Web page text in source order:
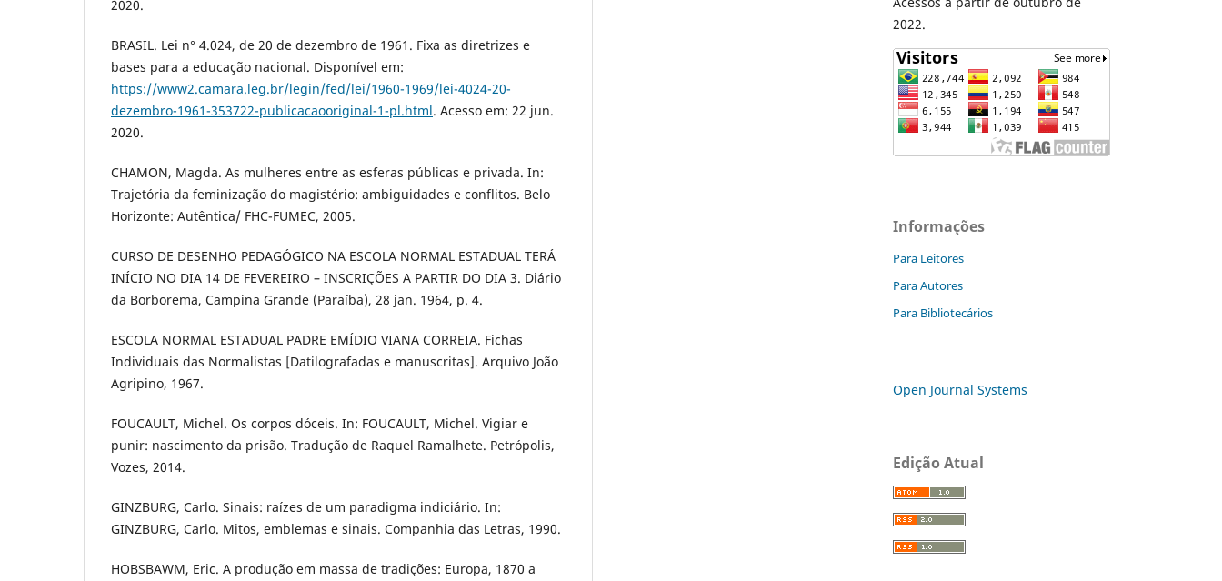
2020.
BRASIL. Lei n° 4.024, de 20 de dezembro de 1961. Fixa as diretrizes e
bases para a educação nacional. Disponível em:
https://www2.camara.leg.br/legin/fed/lei/1960-1969/lei-4024-20-
dezembro-1961-353722-publicacaooriginal-1-pl.html. Acesso em: 22 jun.
2020.
CHAMON, Magda. As mulheres entre as esferas públicas e privada. In:
Trajetória da feminização do magistério: ambiguidades e conflitos. Belo
Horizonte: Autêntica/ FHC-FUMEC, 2005.
CURSO DE DESENHO PEDAGÓGICO NA ESCOLA NORMAL ESTADUAL TERÁ
INÍCIO NO DIA 14 DE FEVEREIRO – INSCRIÇÕES A PARTIR DO DIA 3. Diário
da Borborema, Campina Grande (Paraíba), 28 jan. 1964, p. 4.
ESCOLA NORMAL ESTADUAL PADRE EMÍDIO VIANA CORREIA. Fichas
Individuais das Normalistas [Datilografadas e manuscritas]. Arquivo João
Agripino, 1967.
FOUCAULT, Michel. Os corpos dóceis. In: FOUCAULT, Michel. Vigiar e
punir: nascimento da prisão. Tradução de Raquel Ramalhete. Petrópolis,
Vozes, 2014.
GINZBURG, Carlo. Sinais: raízes de um paradigma indiciário. In:
GINZBURG, Carlo. Mitos, emblemas e sinais. Companhia das Letras, 1990.
HOBSBAWM, Eric. A produção em massa de tradições: Europa, 1870 a
2022.
Informações
Para Leitores
Para Autores
Para Bibliotecários
Open Journal Systems
Edição Atual